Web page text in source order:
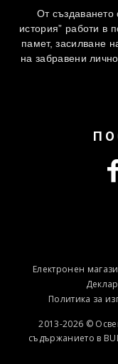
От създаването
история” работи в
памет, засилване
на забравени
Електронен
Политика за
2013-2026 ©
съдържанието в